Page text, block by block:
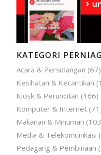
KATEGORI
Acara & Persidangan (67)
Kesihatan & Kecantikan
Kiosk & Peruncitan (166)
Komputer & Internet
Makanan & Minuman
Media & Telekomunikasi
Pedagang & Pembinaan